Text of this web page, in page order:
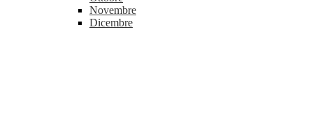
Novembre
Dicembre